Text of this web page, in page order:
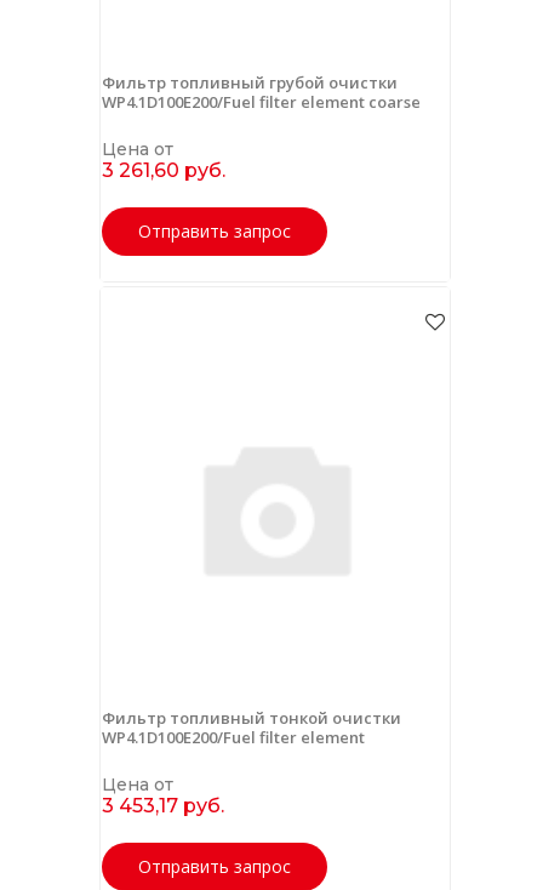
Фильтр топливный грубой очистки
WP4.1D100E200/Fuel filter element coarse
Цена от
3 261,60 руб.
Отправить запрос
Фильтр топливный тонкой очистки
WP4.1D100E200/Fuel filter element
Цена от
3 453,17 руб.
Отправить запрос